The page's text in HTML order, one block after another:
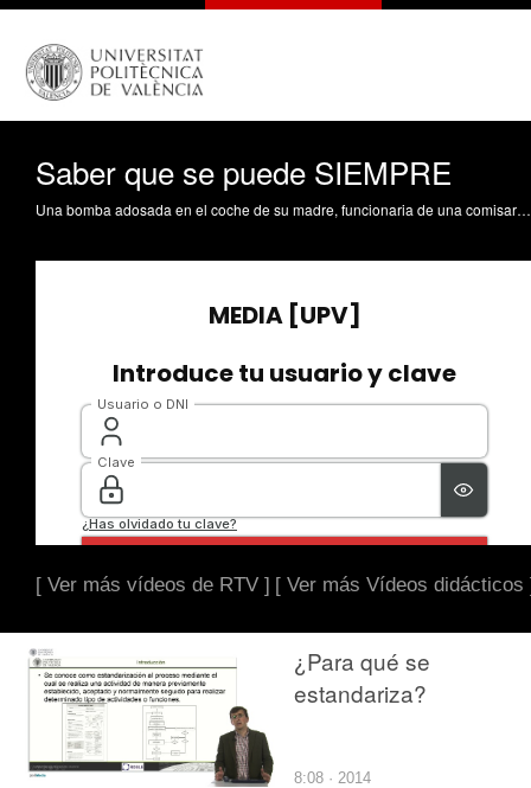
Saber que se puede SIEMPRE
Una bomba adosada en el coche de su madre, funcionaria de una comisaría de policía en Madrid, estuvo a punto de matarla en octubre de 1991, cuando tenía 12 años. Pasó siete meses hospitalizada, perdió las dos piernas, varios dedos de la mano, la cara le quedó destrozada…pero ha sabido convertir su dolor en lucha para disfrutar de la vida. Hoy, periodista, psicóloga, deportista y madre de tres hijos, cuenta su historia de superación con una alegría y energía contagiosa. Ha inaugurado la II Jornada Activa tu futuro. Haz un máster en la UPV.
[ Ver más vídeos de RTV ] [ Ver más Vídeos didácticos
¿Para qué se
estandariza?
8:08 · 2014